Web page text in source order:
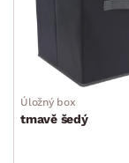
Úložný box
tmavě šedý